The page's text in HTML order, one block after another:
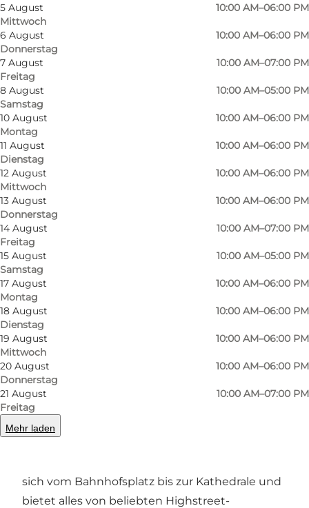
5 August
Mittwoch
10:00 AM–06:00 PM
6 August
Donnerstag
10:00 AM–06:00 PM
7 August
Freitag
10:00 AM–07:00 PM
8 August
Samstag
10:00 AM–05:00 PM
10 August
Montag
10:00 AM–06:00 PM
11 August
Dienstag
10:00 AM–06:00 PM
12 August
Mittwoch
10:00 AM–06:00 PM
13 August
Donnerstag
10:00 AM–06:00 PM
14 August
Freitag
10:00 AM–07:00 PM
15 August
Samstag
10:00 AM–05:00 PM
17 August
Montag
10:00 AM–06:00 PM
18 August
Dienstag
10:00 AM–06:00 PM
19 August
Mittwoch
10:00 AM–06:00 PM
20 August
Donnerstag
10:00 AM–06:00 PM
21 August
Freitag
10:00 AM–07:00 PM
Mehr laden
©Strøget i Aarhus
Foto:
Eine lebendige Einkaufsstraße voller Erlebnisse
sich vom Bahnhofsplatz bis zur Kathedrale und
bietet alles von beliebten Highstreet-